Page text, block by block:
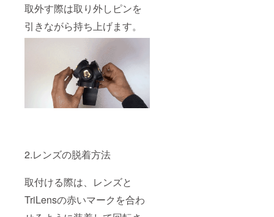
取外す際は取り外しピンを
引きながら持ち上げます。
2.レンズの脱着方法
取付ける際は、レンズと
TriLensの赤いマークを合わ